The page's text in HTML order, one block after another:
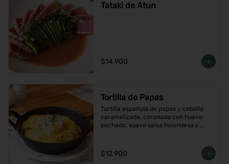
Tataki de Atun
$14.900
Tortilla de Papas
Tortilla española de papas y cebolla
caramelizada, coronada con huevo
pochado, suave salsa holandesa y
$12.900